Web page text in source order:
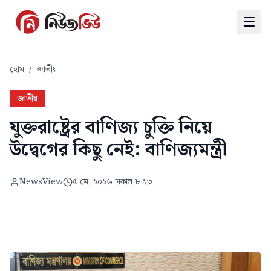
হোম / জাতীয়
জাতীয়
যুক্তরাষ্ট্রের বাণিজ্য চুক্তি নিয়ে
উদ্বেগের কিছু নেই: বাণিজ্যমন্ত্রী
NewsView ৫ মে, ২০২৬ সকাল ৮:২৩